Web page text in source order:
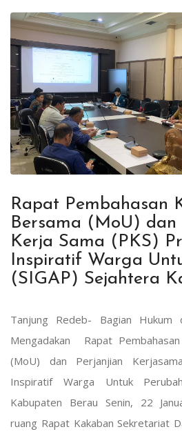
Rapat Pembahasan
Bersama (MoU) dan
Kerja Sama (PKS)
Inspiratif Warga
(SIGAP) Sejahtera
Tanjung Redeb- Bagian Hukum
Mengadakan Rapat
(MoU) dan Perjanjian
Inspiratif Warga Untuk
Kabupaten Berau Senin, 22
ruang Rapat Kakaban Sekretariat